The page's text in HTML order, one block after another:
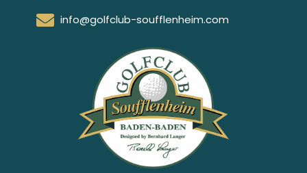
info@golfclub-soufflenheim.com